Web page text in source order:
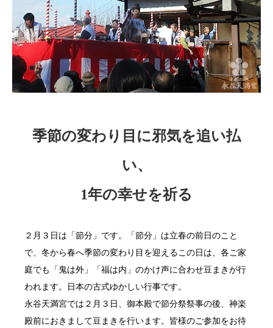
季節の変わり目に邪気を追い払
い、
1年の幸せを祈る
２月３日は「節分」です。「節分」は立春の前日のこと
で、冬から春へ季節の変わり目を迎えるこの日は、各ご家
庭でも「鬼は外」「福は内」のかけ声に合わせ豆まきが行
われます。日本の古式ゆかしい行事です。
永谷天満宮では２月３日、御本殿で節分祭祭事の後、神楽
殿前におきまして豆まきを行います。皆様のご参加をお待